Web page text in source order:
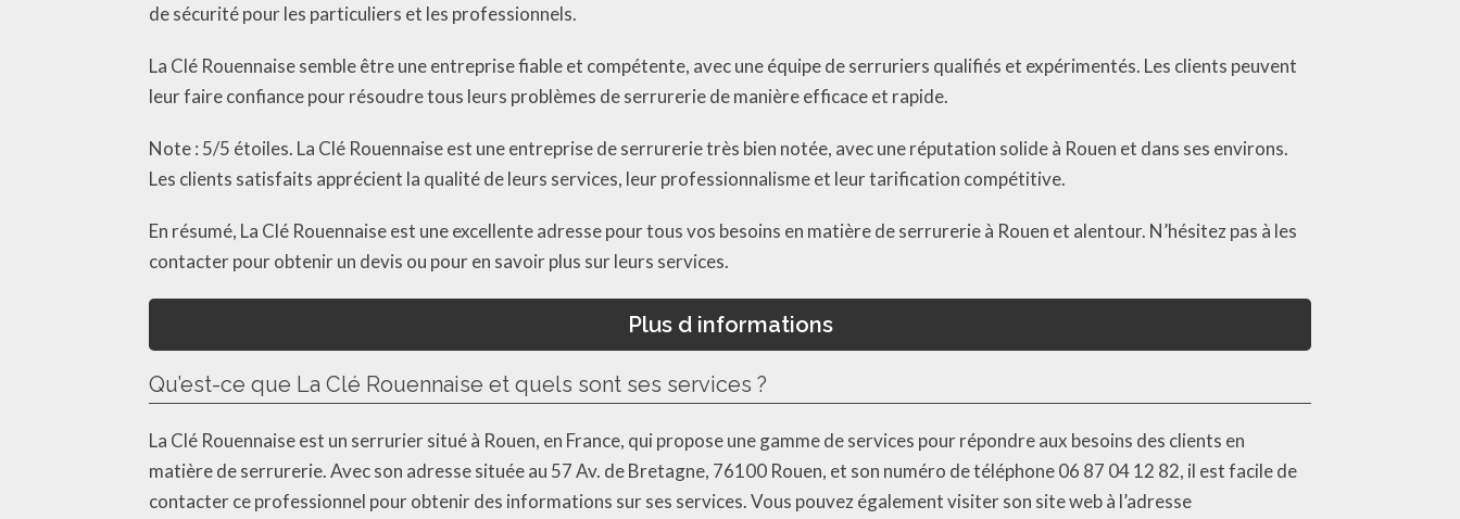
de sécurité pour les particuliers et les professionnels.
La Clé Rouennaise semble être une entreprise fiable et compétente, avec une équipe de serruriers qualifiés et expérimentés. Les clients peuvent
leur faire confiance pour résoudre tous leurs problèmes de serrurerie de manière efficace et rapide.
Note : 5/5 étoiles. La Clé Rouennaise est une entreprise de serrurerie très bien notée, avec une réputation solide à Rouen et dans ses environs.
Les clients satisfaits apprécient la qualité de leurs services, leur professionnalisme et leur tarification compétitive.
En résumé, La Clé Rouennaise est une excellente adresse pour tous vos besoins en matière de serrurerie à Rouen et alentour. N’hésitez pas à les
contacter pour obtenir un devis ou pour en savoir plus sur leurs services.
Plus d informations
Qu’est-ce que La Clé Rouennaise et quels sont ses services ?
La Clé Rouennaise est un serrurier situé à Rouen, en France, qui propose une gamme de services pour répondre aux besoins des clients en
matière de serrurerie. Avec son adresse située au 57 Av. de Bretagne, 76100 Rouen, et son numéro de téléphone 06 87 04 12 82, il est facile de
contacter ce professionnel pour obtenir des informations sur ses services. Vous pouvez également visiter son site web à l’adresse